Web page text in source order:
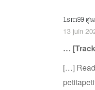
Lsm99 ศู
13 juin
…
[…]